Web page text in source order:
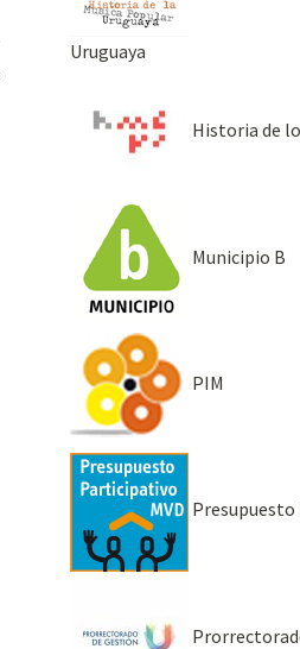
Uruguaya
Historia de
Municipio B
PIM